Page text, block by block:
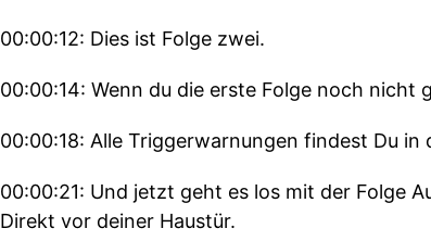
00:00:12: Dies ist Folge zwei.
00:00:14: Wenn du die erste Folge noch
00:00:18: Alle Triggerwarnungen findest Du in
00:00:21: Und jetzt geht es los mit der Folge
Direkt vor deiner Haustür.